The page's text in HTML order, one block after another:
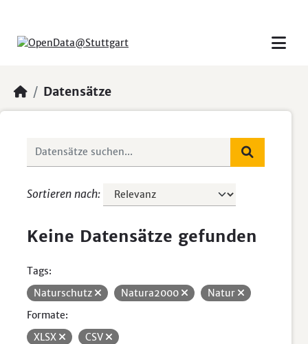
Datensätze
Sortieren nach
Keine Datensätze gefunden
Tags:
Naturschutz
Natura2000
Natur
Formate:
XLSX
CSV